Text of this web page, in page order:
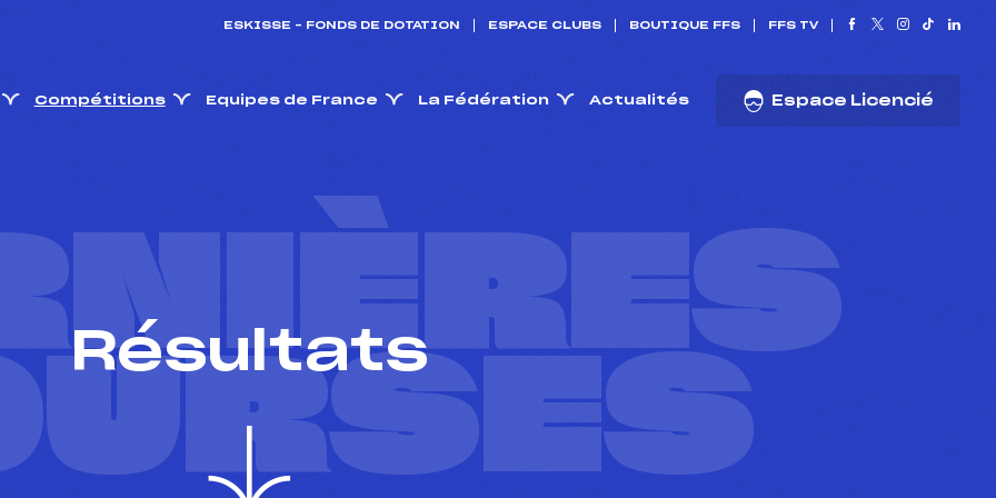
ESKISSE – FONDS DE DOTATION ESPACE CLUBS BOUTIQUE FFS FFS TV
Compétitions Equipes de France La Fédération Actualités Espace Licencié
Résultats